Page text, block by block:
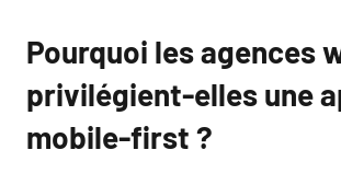
Pourquoi les agences
privilégient-elles une
mobile-first ?